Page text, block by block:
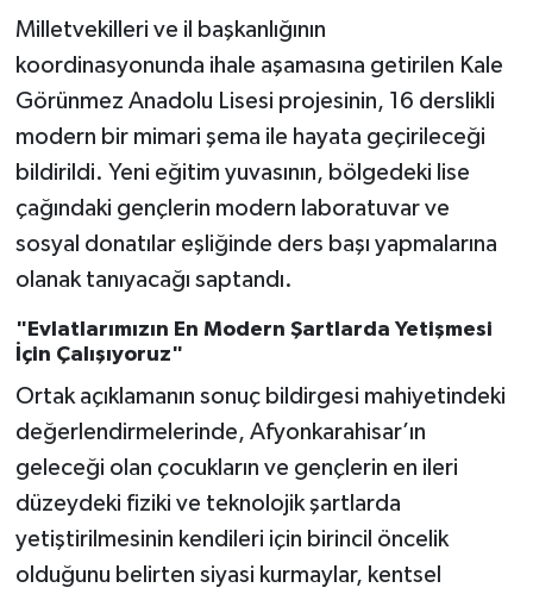
Milletvekilleri ve il başkanlığının
koordinasyonunda ihale aşamasına getirilen Kale
Görünmez Anadolu Lisesi projesinin, 16 derslikli
modern bir mimari şema ile hayata geçirileceği
bildirildi. Yeni eğitim yuvasının, bölgedeki lise
çağındaki gençlerin modern laboratuvar ve
sosyal donatılar eşliğinde ders başı yapmalarına
olanak tanıyacağı saptandı.
"Evlatlarımızın En Modern Şartlarda Yetişmesi
İçin Çalışıyoruz"
Ortak açıklamanın sonuç bildirgesi mahiyetindeki
değerlendirmelerinde, Afyonkarahisar’ın
geleceği olan çocukların ve gençlerin en ileri
düzeydeki fiziki ve teknolojik şartlarda
yetiştirilmesinin kendileri için birincil öncelik
olduğunu belirten siyasi kurmaylar, kentsel